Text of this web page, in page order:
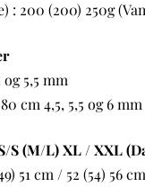
: 200 (200) 250g
5,5 mm
cm 4,5, 5,5 og 6 mm
S (M/L) XL / XXL
51 cm / 52 (54) 56 cm